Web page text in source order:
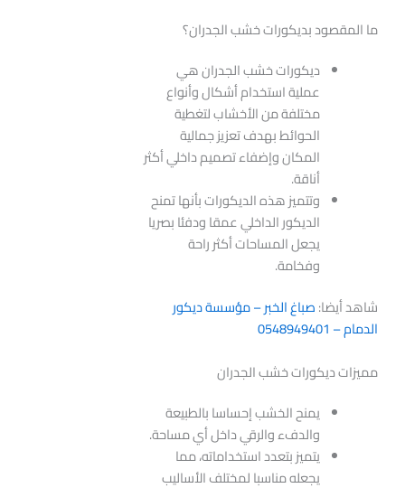
ما المقصود بديكورات خشب الجدران؟
ديكورات خشب الجدران هي
عملية استخدام أشكال وأنواع
مختلفة من الأخشاب لتغطية
الحوائط بهدف تعزيز جمالية
المكان وإضفاء تصميم داخلي أكثر
أناقة.
وتتميز هذه الديكورات بأنها تمنح
الديكور الداخلي عمقا ودفئا بصريا
يجعل المساحات أكثر راحة
وفخامة.
شاهد أيضا:صباغ الخبر – مؤسسة ديكور
الدمام – 0548949401
مميزات ديكورات خشب الجدران
يمنح الخشب إحساسا بالطبيعة
والدفء والرقي داخل أي مساحة.
يتميز بتعدد استخداماته، مما
يجعله مناسبا لمختلف الأساليب